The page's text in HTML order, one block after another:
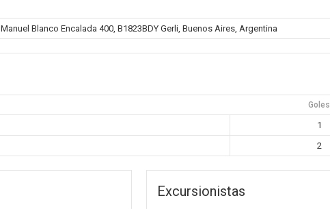
Manuel Blanco Encalada 400, B1823BDY Gerli, Buenos Aires, Argentina
Goles
1
2
Excursionistas